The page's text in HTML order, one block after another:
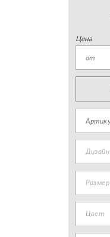
Цена
Дизайн
Размер
Цвет